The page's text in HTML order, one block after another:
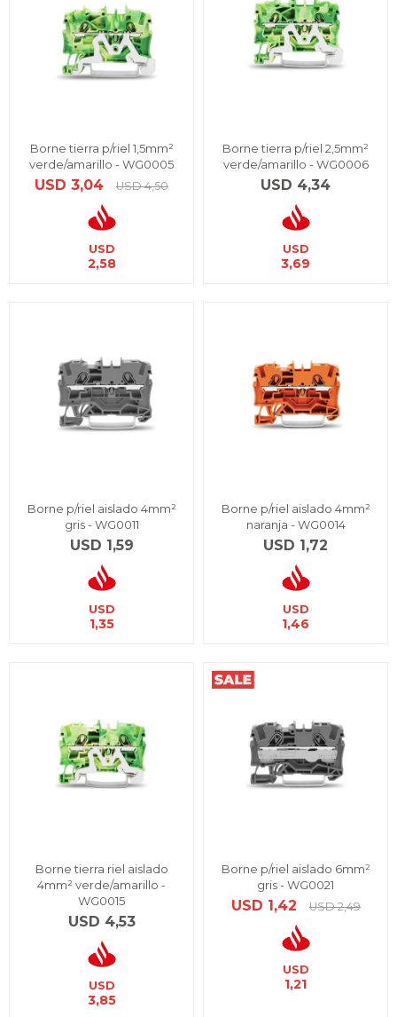
Borne tierra p/riel 1,5mm²
verde/amarillo - WG0005
USD 3,04 USD 4,50
USD
2,58
Borne tierra p/riel 2,5mm²
verde/amarillo - WG0006
USD 4,34
USD
3,69
Borne p/riel aislado 4mm²
gris - WG0011
USD 1,59
USD
1,35
Borne p/riel aislado 4mm²
naranja - WG0014
USD 1,72
USD
1,46
Borne tierra riel aislado
4mm² verde/amarillo -
WG0015
USD 4,53
USD
3,85
Borne p/riel aislado 6mm²
gris - WG0021
USD 1,42 USD 2,49
USD
1,21